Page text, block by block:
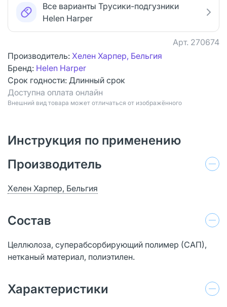
Все варианты Трусики-подгузники
Helen Harper
Арт. 270674
Производитель: Хелен Харпер, Бельгия
Бренд: Helen Harper
Срок годности: Длинный срок
Доступна оплата онлайн
Bнешний вид товара может отличаться от изображённого
Инструкция по применению
Производитель
Хелен Харпер, Бельгия
Состав
Целлюлоза, суперабсорбирующий полимер (САП),
нетканый материал, полиэтилен.
Характеристики